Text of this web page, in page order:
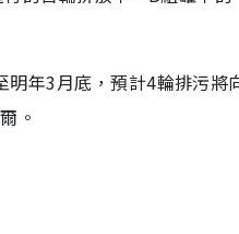
年3月底，預計4輪排污將
。